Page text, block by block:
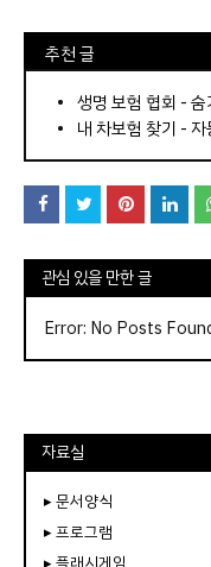
⠀추천 글
⠀­­­­­­­­؜؜؜؜­­­­­­­­؜؜؜؜• 생명 보험 협회 -
내 차보험 찾기 -
관심 있을 만한 글
Error: No Posts
자료실
▸ 문서양식
▸ 프로그램